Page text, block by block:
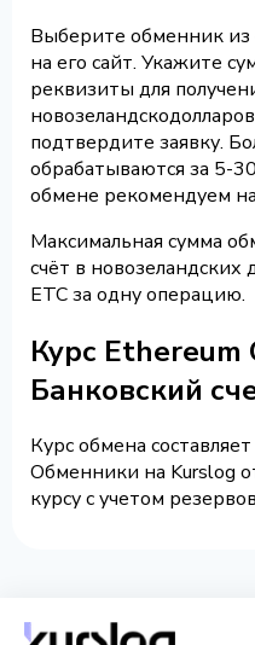
Выберите обменник
на его сайт. Укажите
реквизиты для
подтвердите заявку.
обрабатываются за 5-
обмене рекомендуем
Максимальная сумма
счёт в новозеландских
ETC за одну операцию.
Курс Ethereum
Банковский
Курс обмена
Обменники на Kurslog
курсу с учетом